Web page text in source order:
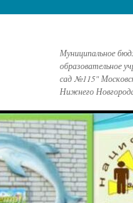
Муниципальное
образовательное
сад №115"
Нижнего